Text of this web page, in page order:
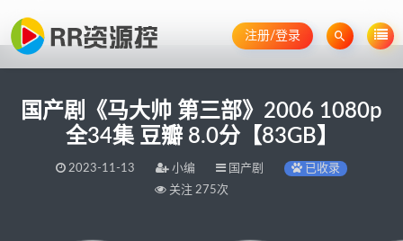
注册/登录
国产剧《马大帅 第三部》2006 1080p
全34集 豆瓣 8.0分【83GB】
2023-11-13 小编 国产剧
已收录
关注 275次